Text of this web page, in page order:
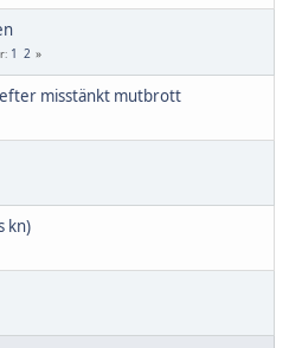
1 2
efter misstänkt mutbrott
kn)